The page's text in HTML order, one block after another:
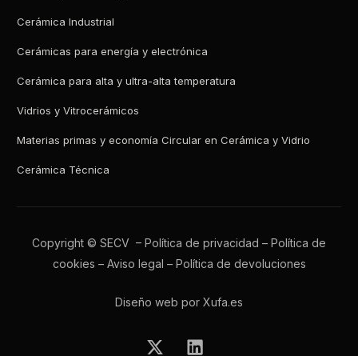
Cerámica Industrial
Cerámicas para energía y electrónica
Cerámica para alta y ultra-alta temperatura
Vidrios y Vitrocerámicos
Materias primas y economía Circular en Cerámica y Vidrio
Cerámica Técnica
Copyright © SECV – Política de privacidad – Política de
cookies – Aviso legal – Política de devoluciones
Diseño web por Xufa.es